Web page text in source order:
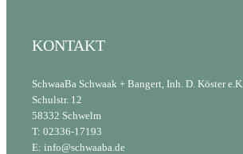
KONTAKT
SchwaaBa Schwaak + Bangert, Inh. D. Köster e.K.
Schulstr. 12
58332 Schwelm
T: 02336-17193
E: info@schwaaba.de